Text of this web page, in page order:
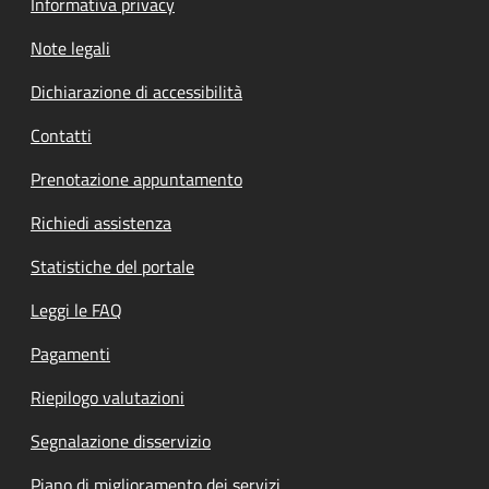
Note legali
Dichiarazione di accessibilità
Contatti
Prenotazione appuntamento
Richiedi assistenza
Statistiche del portale
Leggi le FAQ
Pagamenti
Riepilogo valutazioni
Segnalazione disservizio